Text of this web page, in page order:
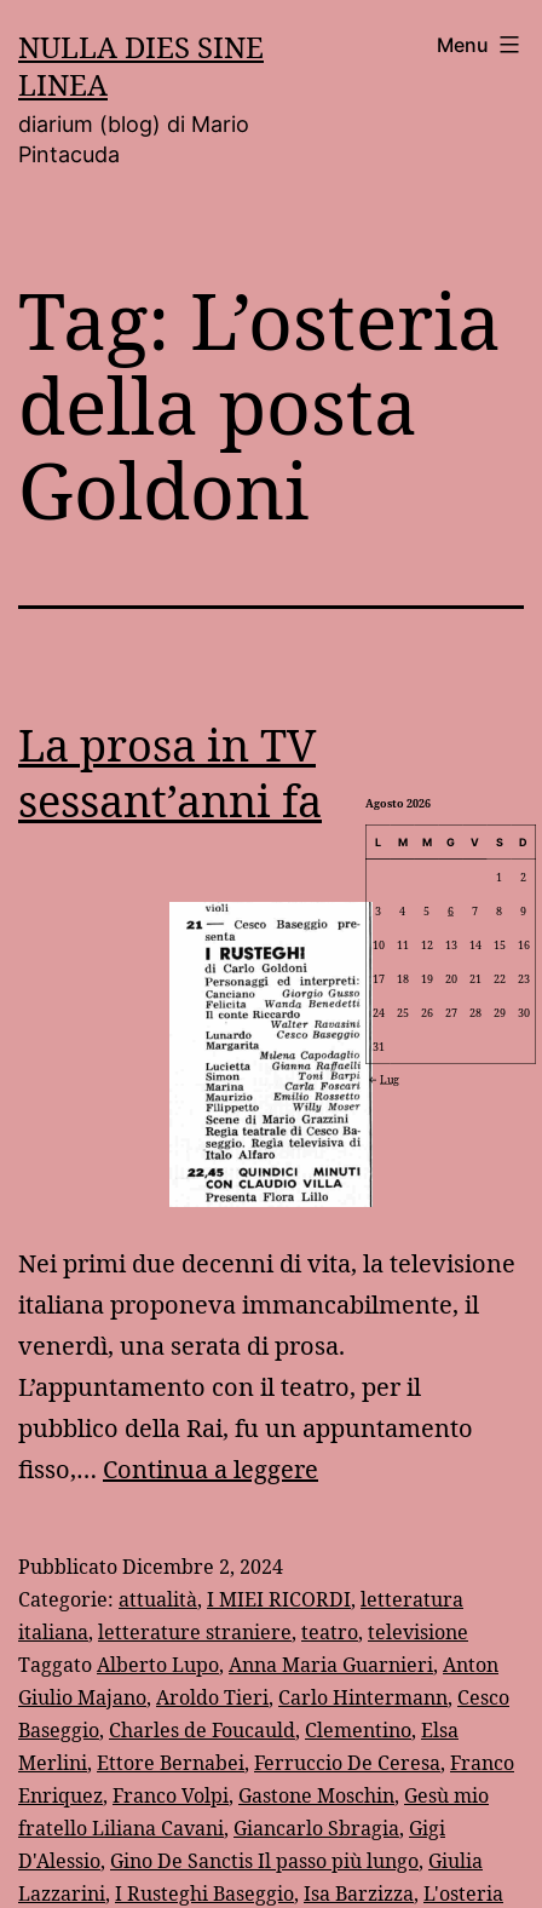
al
contenuto
NULLA DIES SINE
LINEA
diarium (blog) di Mario
Pintacuda
Menu
Tag: L’osteria
della posta
Goldoni
La prosa in TV
sessant’anni fa
Nei primi due decenni di vita, la televisione
italiana proponeva immancabilmente, il
venerdì, una serata di prosa.
L’appuntamento con il teatro, per il
pubblico della Rai, fu un appuntamento
fisso,… Continua a leggere
TV
sessant’anni
fa
PubblicatoDicembre 2, 2024
Categorie: attualità, I MIEI RICORDI, letteratura
italiana, letterature straniere, teatro, televisione
TaggatoAlberto Lupo, Anna Maria Guarnieri, Anton
Giulio Majano, Aroldo Tieri, Carlo Hintermann, Cesco
Baseggio, Charles de Foucauld, Clementino, Elsa
Merlini, Ettore Bernabei, Ferruccio De Ceresa, Franco
Enriquez, Franco Volpi, Gastone Moschin, Gesù mio
fratello Liliana Cavani, Giancarlo Sbragia, Gigi
D'Alessio, Gino De Sanctis Il passo più lungo, Giulia
Lazzarini, I Rusteghi Baseggio, Isa Barzizza, L'osteria
Agosto 2026
L M M G V S D
1 2
3 4 5 6 7 8 9
10 11 12 13 14 15 16
17 18 19 20 21 22 23
24 25 26 27 28 29 30
31
Lug